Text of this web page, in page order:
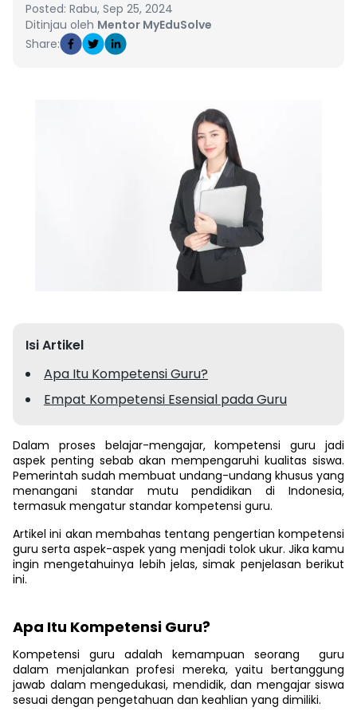
Posted: Rabu, Sep 25, 2024
Ditinjau oleh Mentor MyEduSolve
Share:
Isi Artikel
Apa Itu Kompetensi Guru?
Empat Kompetensi Esensial pada Guru
Dalam proses belajar-mengajar, kompetensi guru jadi
aspek penting sebab akan mempengaruhi kualitas siswa.
Pemerintah sudah membuat undang-undang khusus yang
menangani standar mutu pendidikan di Indonesia,
termasuk mengatur standar kompetensi guru.
Artikel ini akan membahas tentang pengertian kompetensi
guru serta aspek-aspek yang menjadi tolok ukur. Jika kamu
ingin mengetahuinya lebih jelas, simak penjelasan berikut
ini.
Apa Itu Kompetensi Guru?
Kompetensi guru adalah kemampuan seorang guru
dalam menjalankan profesi mereka, yaitu bertanggung
jawab dalam mengedukasi, mendidik, dan mengajar siswa
sesuai dengan pengetahuan dan keahlian yang dimiliki.